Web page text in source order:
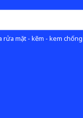
mặt - kẽm - kem